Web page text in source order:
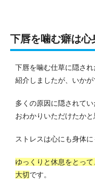
下唇を噛む癖は心
下唇を噛む仕草に隠さ
紹介しましたが、いか
多くの原因に隠されて
おわかりいただけたかと
ストレスは心にも身体に
ゆっくりと休息をとっ
大切です。